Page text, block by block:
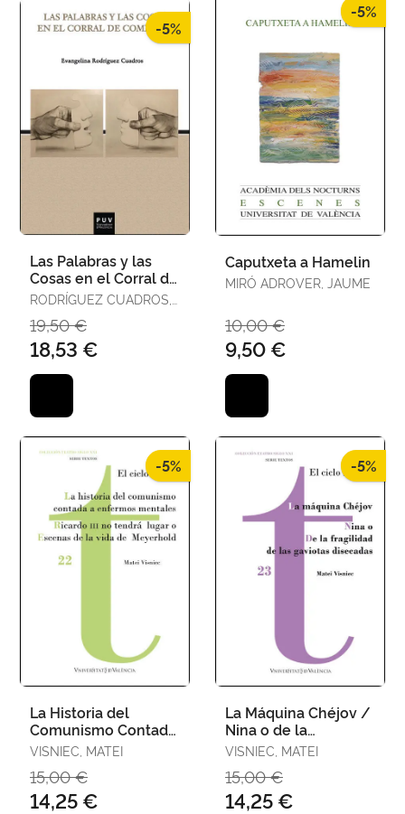
-5%
Las Palabras y las
Cosas en el Corral de
Comedias
RODRÍGUEZ CUADROS,
19,50 €
18,53 €
-5%
Caputxeta a Hamelin
MIRÓ ADROVER, JAUME
10,00 €
9,50 €
-5%
La Historia del
Comunismo Contada
para Enfermos
Mentales / Ricardo Iii
no Tendrá
VISNIEC, MATEI
15,00 €
14,25 €
-5%
La Máquina Chéjov /
Nina o de la
Fragilidad de las
Gaviotas Disecadas
VISNIEC, MATEI
15,00 €
14,25 €